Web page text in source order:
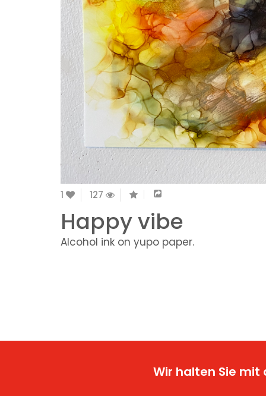
1 127
Happy vibe
Alcohol ink on yupo paper.
Wir halten Sie